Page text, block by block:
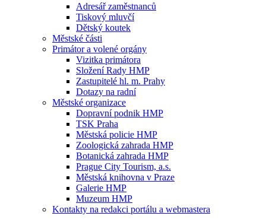
Adresář zaměstnanců
Tiskový mluvčí
Dětský koutek
Městské části
Primátor a volené orgány
Vizitka primátora
Složení Rady HMP
Zastupitelé hl. m. Prahy
Dotazy na radní
Městské organizace
Dopravní podnik HMP
TSK Praha
Městská policie HMP
Zoologická zahrada HMP
Botanická zahrada HMP
Prague City Tourism, a.s.
Městská knihovna v Praze
Galerie HMP
Muzeum HMP
Kontakty na redakci portálu a webmastera